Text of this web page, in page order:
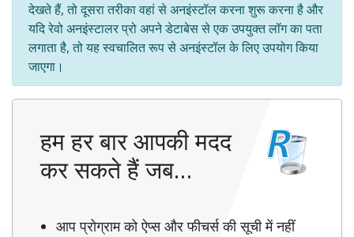
देखते हैं, तो दूसरा तरीका वहां से अनइंस्टॉल करना शुरू करना है और
यदि रेवो अनइंस्टालर प्रो अपने डेटाबेस से एक उपयुक्त लॉग का पता
लगाता है, तो यह स्वचालित रूप से अनइंस्टॉल के लिए उपयोग किया
जाएगा।
हम हर बार आपकी मदद
कर सकते हैं जब…
आप प्रोग्राम को ऐप्स और फीचर्स की सूची में नहीं